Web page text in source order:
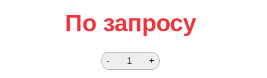
По запросу